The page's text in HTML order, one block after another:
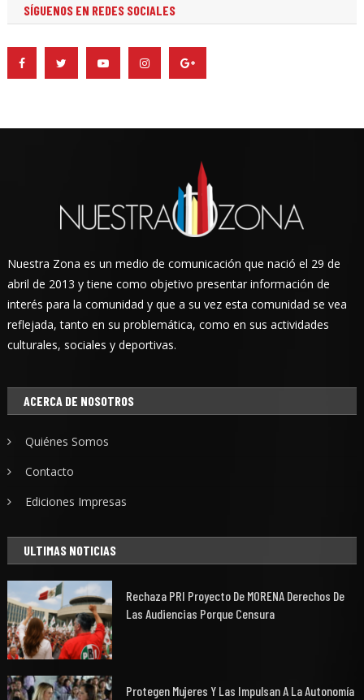
SÍGUENOS EN REDES SOCIALES
Nuestra Zona es un medio de comunicación que nació el 29 de
abril de 2013 y tiene como objetivo presentar información de
interés para la comunidad y que a su vez esta comunidad se vea
reflejada, tanto en su problemática, como en sus actividades
culturales, sociales y deportivas.
ACERCA DE NOSOTROS
Quiénes Somos
Contacto
Ediciones Impresas
ULTIMAS NOTICIAS
Rechaza PRI Proyecto De MORENA Derechos De
Las Audiencias Porque Censura
Protegen Mujeres Y Las Impulsan A La Autonomía